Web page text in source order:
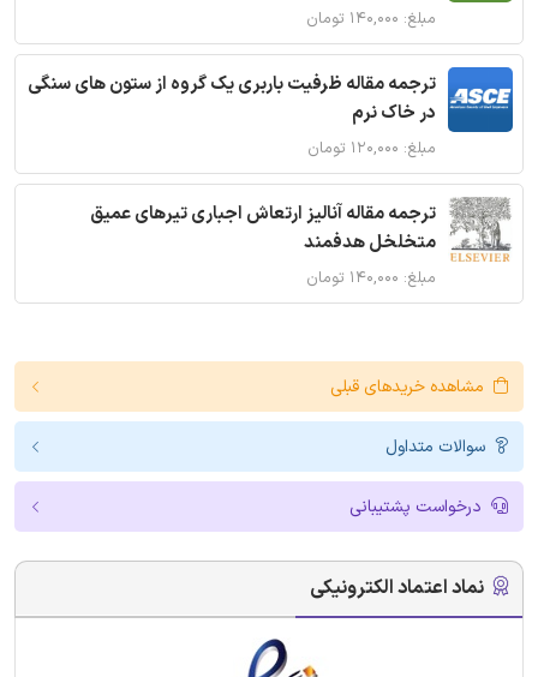
مبلغ: ۱۴۰,۰۰۰ تومان
ترجمه مقاله ظرفیت باربری یک گروه از ستون های سنگی
در خاک نرم
مبلغ: ۱۲۰,۰۰۰ تومان
ترجمه مقاله آنالیز ارتعاش اجباری تیرهای عمیق
متخلخل هدفمند
مبلغ: ۱۴۰,۰۰۰ تومان
مشاهده خریدهای قبلی
سوالات متداول
درخواست پشتیبانی
نماد اعتماد الکترونیکی